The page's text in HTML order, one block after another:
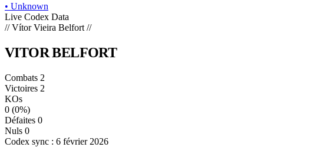
• Unknown
Live Codex Data
// Vítor Vieira Belfort //
VITORBELFORT
Combats 2
Victoires 2
KOs
0 (0%)
Défaites 0
Nuls 0
Codex sync : 6 février 2026